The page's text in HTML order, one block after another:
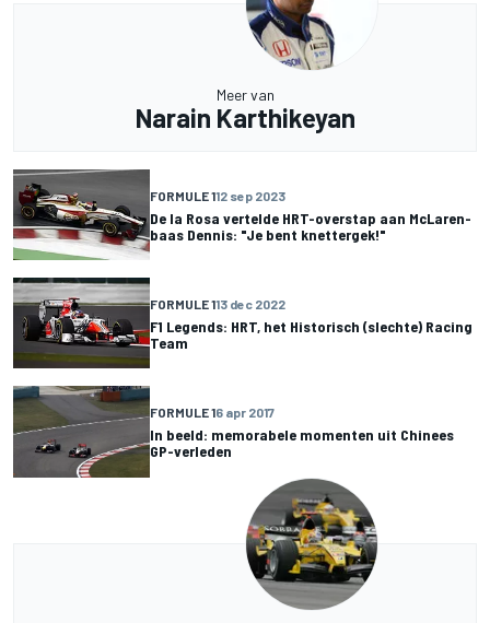
Meer van
Narain Karthikeyan
FORMULE 112 sep 2023
De la Rosa vertelde HRT-overstap aan McLaren-
baas Dennis: "Je bent knettergek!"
FORMULE 113 dec 2022
F1 Legends: HRT, het Historisch (slechte) Racing
Team
FORMULE 16 apr 2017
In beeld: memorabele momenten uit Chinees
GP-verleden